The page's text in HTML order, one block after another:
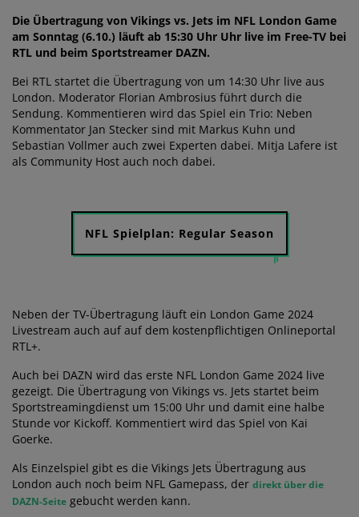
Die Übertragung von Vikings vs. Jets im NFL London Game
am Sonntag (6.10.) läuft ab 15:30 Uhr Uhr live im Free-TV bei
RTL und beim Sportstreamer DAZN.
Bei RTL startet die Übertragung von um 14:30 Uhr live aus
London. Moderator Florian Ambrosius führt durch die
Sendung. Kommentieren wird das Spiel ein Trio: Neben
Kommentator Jan Stecker sind mit Markus Kuhn und
Sebastian Vollmer auch zwei Experten dabei. Mitja Lafere ist
als Community Host auch noch dabei.
NFL Spielplan: Regular Season
Neben der TV-Übertragung läuft ein London Game 2024
Livestream auch auf auf dem kostenpflichtigen Onlineportal
RTL+.
Auch bei DAZN wird das erste NFL London Game 2024 live
gezeigt. Die Übertragung von Vikings vs. Jets startet beim
Sportstreamingdienst um 15:00 Uhr und damit eine halbe
Stunde vor Kickoff. Kommentiert wird das Spiel von Kai
Goerke.
Als Einzelspiel gibt es die Vikings Jets Übertragung aus
London auch noch beim NFL Gamepass, der direkt über die
DAZN-Seite gebucht werden kann.